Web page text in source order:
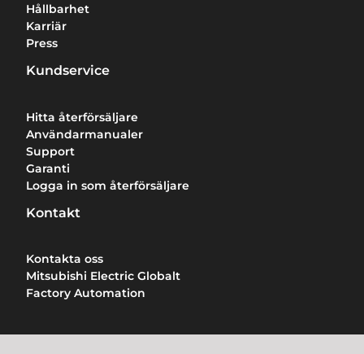
Hållbarhet
Karriär
Press
Kundservice
Hitta återförsäljare
Användarmanualer
Support
Garanti
Logga in som återförsäljare
Kontakt
Kontakta oss
Mitsubishi Electric Globalt
Factory Automation